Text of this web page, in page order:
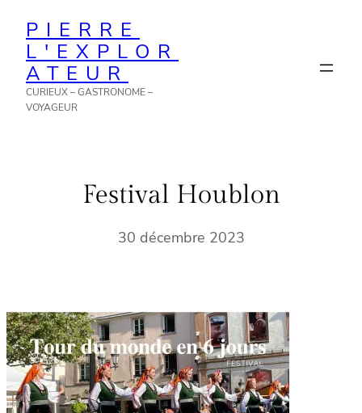
contenu
PIERRE
L'EXPLOR
ATEUR
CURIEUX – GASTRONOME –
VOYAGEUR
Festival Houblon
30 décembre 2023